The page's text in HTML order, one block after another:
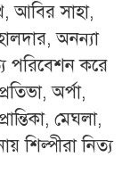
আবির সাহা,
অনন্যা
পরিবেশন করে
অর্পা,
মেঘলা,
শিল্পীরা নিত্য